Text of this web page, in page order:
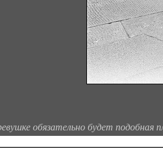
обязательно будет подобная